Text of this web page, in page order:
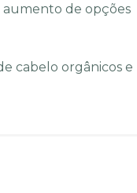
aumento de opções
cabelo orgânicos e